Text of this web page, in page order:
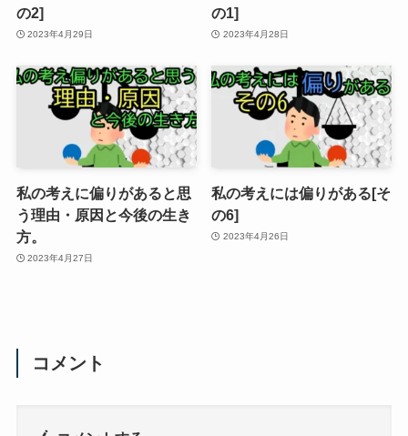
の2]
2023年4月29日
の1]
2023年4月28日
私の考えに偏りがあると思
う理由・原因と今後の生き
方。
2023年4月27日
私の考えには偏りがある[そ
の6]
2023年4月26日
コメント